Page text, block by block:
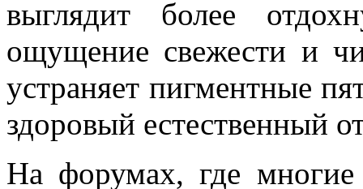
выглядит более
ощущение свежести и
устраняет пигментные
здоровый естественный
На форумах, где